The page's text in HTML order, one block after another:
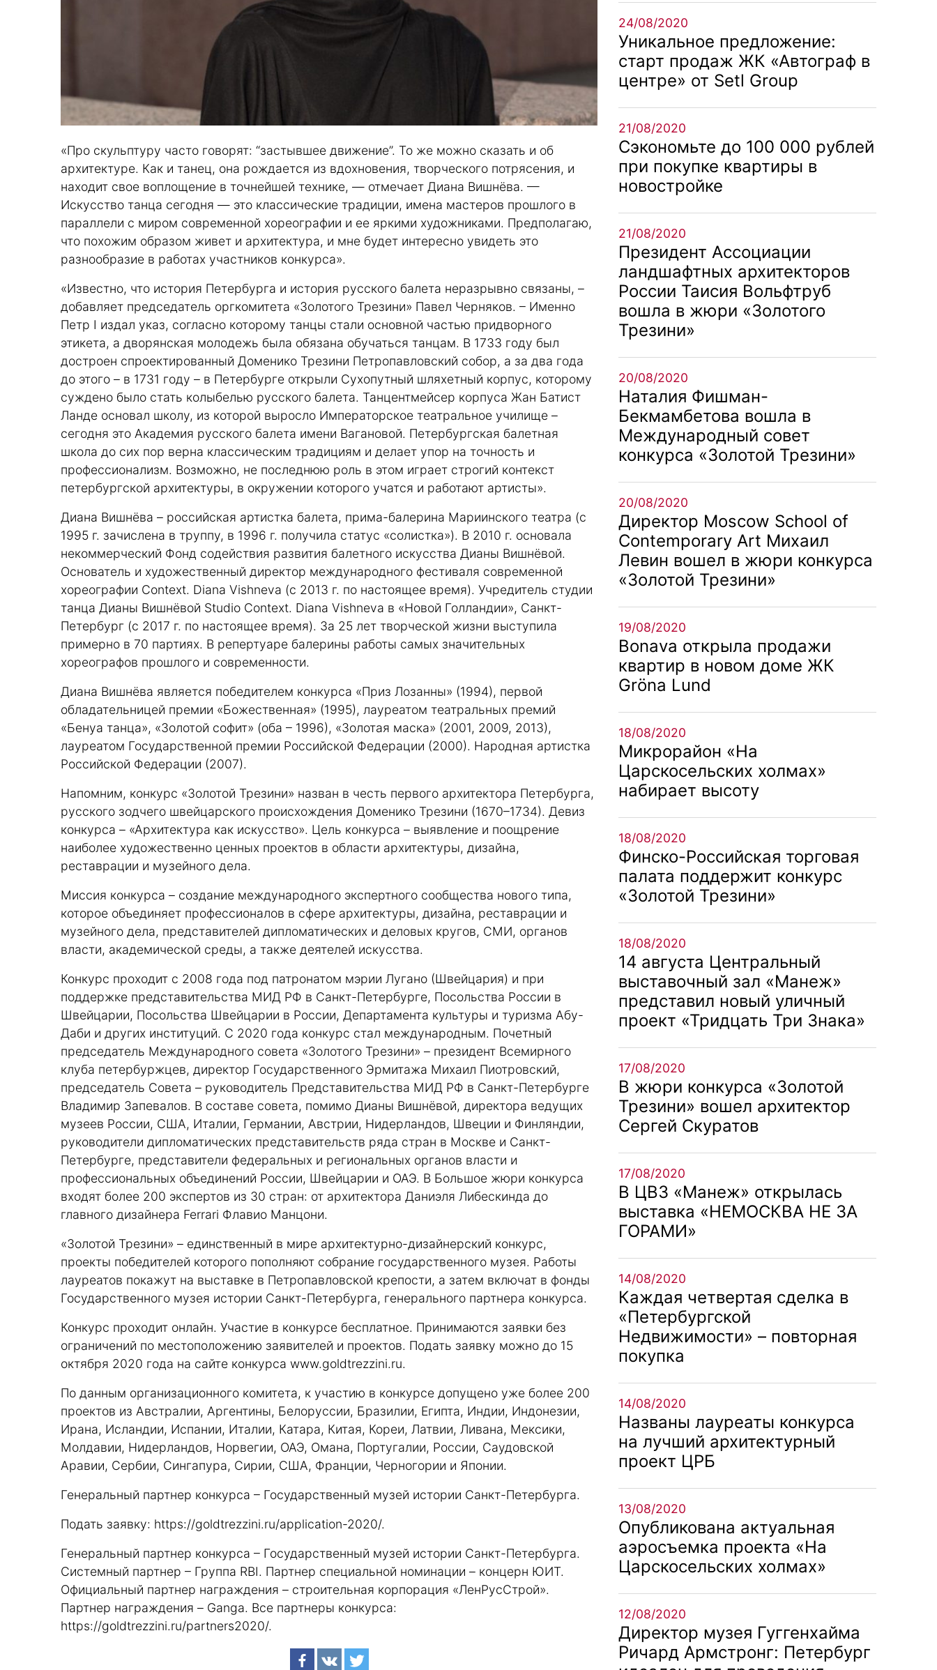
«Про скульптуру часто говорят: “застывшее движение”. То же можно сказать и об
архитектуре. Как и танец, она рождается из вдохновения, творческого потрясения, и
находит свое воплощение в точнейшей технике, — отмечает Диана Вишнёва. —
Искусство танца сегодня — это классические традиции, имена мастеров прошлого в
параллели с миром современной хореографии и ее яркими художниками. Предполагаю,
что похожим образом живет и архитектура, и мне будет интересно увидеть это
разнообразие в работах участников конкурса».
«Известно, что история Петербурга и история русского балета неразрывно связаны, –
добавляет председатель оргкомитета «Золотого Трезини» Павел Черняков. – Именно
Петр I издал указ, согласно которому танцы стали основной частью придворного
этикета, а дворянская молодежь была обязана обучаться танцам. В 1733 году был
достроен спроектированный Доменико Трезини Петропавловский собор, а за два года
до этого – в 1731 году – в Петербурге открыли Сухопутный шляхетный корпус, которому
суждено было стать колыбелью русского балета. Танцентмейсер корпуса Жан Батист
Ланде основал школу, из которой выросло Императорское театральное училище –
сегодня это Академия русского балета имени Вагановой. Петербургская балетная
школа до сих пор верна классическим традициям и делает упор на точность и
профессионализм. Возможно, не последнюю роль в этом играет строгий контекст
петербургской архитектуры, в окружении которого учатся и работают артисты».
Диана Вишнёва – российская артистка балета, прима-балерина Мариинского театра (с
1995 г. зачислена в труппу, в 1996 г. получила статус «солистка»). В 2010 г. основала
некоммерческий Фонд содействия развития балетного искусства Дианы Вишнёвой.
Основатель и художественный директор международного фестиваля современной
хореографии Context. Diana Vishneva (с 2013 г. по настоящее время). Учредитель студии
танца Дианы Вишнёвой Studio Context. Diana Vishneva в «Новой Голландии», Санкт-
Петербург (с 2017 г. по настоящее время). За 25 лет творческой жизни выступила
примерно в 70 партиях. В репертуаре балерины работы самых значительных
хореографов прошлого и современности.
Диана Вишнёва является победителем конкурса «Приз Лозанны» (1994), первой
обладательницей премии «Божественная» (1995), лауреатом театральных премий
«Бенуа танца», «Золотой софит» (оба – 1996), «Золотая маска» (2001, 2009, 2013),
лауреатом Государственной премии Российской Федерации (2000). Народная артистка
Российской Федерации (2007).
Напомним, конкурс «Золотой Трезини» назван в честь первого архитектора Петербурга,
русского зодчего швейцарского происхождения Доменико Трезини (1670–1734). Девиз
конкурса – «Архитектура как искусство». Цель конкурса – выявление и поощрение
наиболее художественно ценных проектов в области архитектуры, дизайна,
реставрации и музейного дела.
Миссия конкурса – создание международного экспертного сообщества нового типа,
которое объединяет профессионалов в сфере архитектуры, дизайна, реставрации и
музейного дела, представителей дипломатических и деловых кругов, СМИ, органов
власти, академической среды, а также деятелей искусства.
Конкурс проходит с 2008 года под патронатом мэрии Лугано (Швейцария) и при
поддержке представительства МИД РФ в Санкт-Петербурге, Посольства России в
Швейцарии, Посольства Швейцарии в России, Департамента культуры и туризма Абу-
Даби и других институций. С 2020 года конкурс стал международным. Почетный
председатель Международного совета «Золотого Трезини» – президент Всемирного
клуба петербуржцев, директор Государственного Эрмитажа Михаил Пиотровский,
председатель Совета – руководитель Представительства МИД РФ в Санкт-Петербурге
Владимир Запевалов. В составе совета, помимо Дианы Вишнёвой, директора ведущих
музеев России, США, Италии, Германии, Австрии, Нидерландов, Швеции и Финляндии,
руководители дипломатических представительств ряда стран в Москве и Санкт-
Петербурге, представители федеральных и региональных органов власти и
профессиональных объединений России, Швейцарии и ОАЭ. В Большое жюри конкурса
входят более 200 экспертов из 30 стран: от архитектора Даниэля Либескинда до
главного дизайнера Ferrari Флавио Манцони.
«Золотой Трезини» – единственный в мире архитектурно-дизайнерский конкурс,
проекты победителей которого пополняют собрание государственного музея. Работы
лауреатов покажут на выставке в Петропавловской крепости, а затем включат в фонды
Государственного музея истории Санкт-Петербурга, генерального партнера конкурса.
Конкурс проходит онлайн. Участие в конкурсе бесплатное. Принимаются заявки без
ограничений по местоположению заявителей и проектов. Подать заявку можно до 15
октября 2020 года на сайте конкурса www.goldtrezzini.ru.
По данным организационного комитета, к участию в конкурсе допущено уже более 200
проектов из Австралии, Аргентины, Белоруссии, Бразилии, Египта, Индии, Индонезии,
Ирана, Исландии, Испании, Италии, Катара, Китая, Кореи, Латвии, Ливана, Мексики,
Молдавии, Нидерландов, Норвегии, ОАЭ, Омана, Португалии, России, Саудовской
Аравии, Сербии, Сингапура, Сирии, США, Франции, Черногории и Японии.
Генеральный партнер конкурса – Государственный музей истории Санкт-Петербурга.
Подать заявку: https://goldtrezzini.ru/application-2020/.
Генеральный партнер конкурса – Государственный музей истории Санкт-Петербурга.
Системный партнер – Группа RBI. Партнер специальной номинации – концерн ЮИТ.
Официальный партнер награждения – строительная корпорация «ЛенРусСтрой».
Партнер награждения – Ganga. Все партнеры конкурса:
https://goldtrezzini.ru/partners2020/.
24/08/2020
Уникальное предложение:
старт продаж ЖК «Автограф в
центре» от Setl Group
21/08/2020
Сэкономьте до 100 000 рублей
при покупке квартиры в
новостройке
21/08/2020
Президент Ассоциации
ландшафтных архитекторов
России Таисия Вольфтруб
вошла в жюри «Золотого
Трезини»
20/08/2020
Наталия Фишман-
Бекмамбетова вошла в
Международный совет
конкурса «Золотой Трезини»
20/08/2020
Директор Moscow School of
Contemporary Art Михаил
Левин вошел в жюри конкурса
«Золотой Трезини»
19/08/2020
Bonava открыла продажи
квартир в новом доме ЖК
Gröna Lund
18/08/2020
Микрорайон «На
Царскосельских холмах»
набирает высоту
18/08/2020
Финско-Российская торговая
палата поддержит конкурс
«Золотой Трезини»
18/08/2020
14 августа Центральный
выставочный зал «Манеж»
представил новый уличный
проект «Тридцать Три Знака»
17/08/2020
В жюри конкурса «Золотой
Трезини» вошел архитектор
Сергей Скуратов
17/08/2020
В ЦВЗ «Манеж» открылась
выставка «НЕМОСКВА НЕ ЗА
ГОРАМИ»
14/08/2020
Каждая четвертая сделка в
«Петербургской
Недвижимости» – повторная
покупка
14/08/2020
Названы лауреаты конкурса
на лучший архитектурный
проект ЦРБ
13/08/2020
Опубликована актуальная
аэросъемка проекта «На
Царскосельских холмах»
12/08/2020
Директор музея Гуггенхайма
Ричард Армстронг: Петербург